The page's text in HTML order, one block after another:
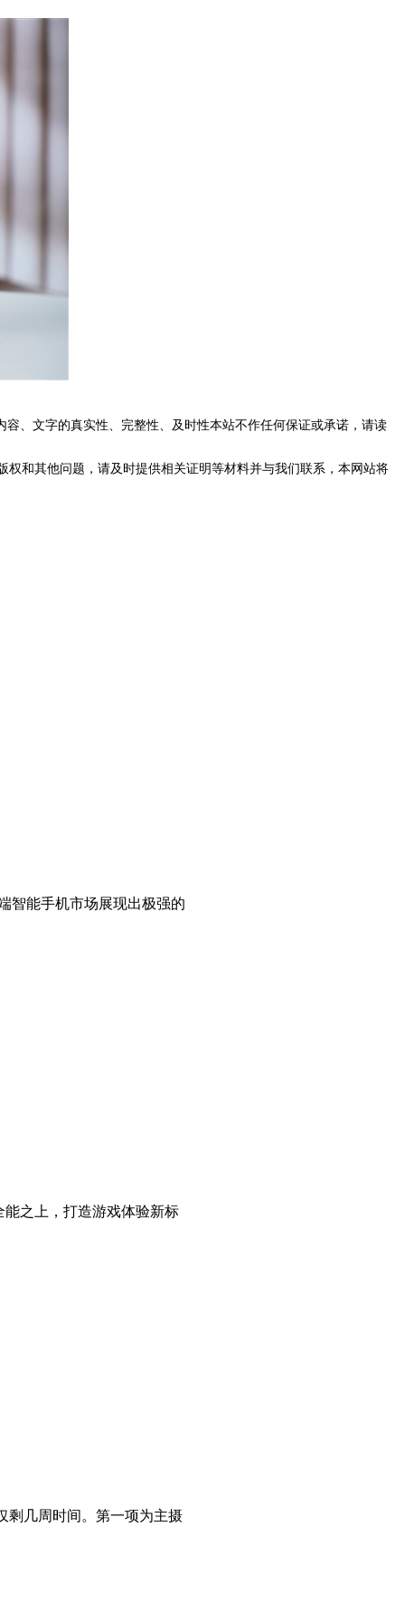
、文字的真实性、完整性、及时性本站不作任何保证或承诺，请读
和其他问题，请及时提供相关证明等材料并与我们联系，本网站将
智能手机市场展现出极强的
能之上，打造游戏体验新标
剩几周时间。第一项为主摄